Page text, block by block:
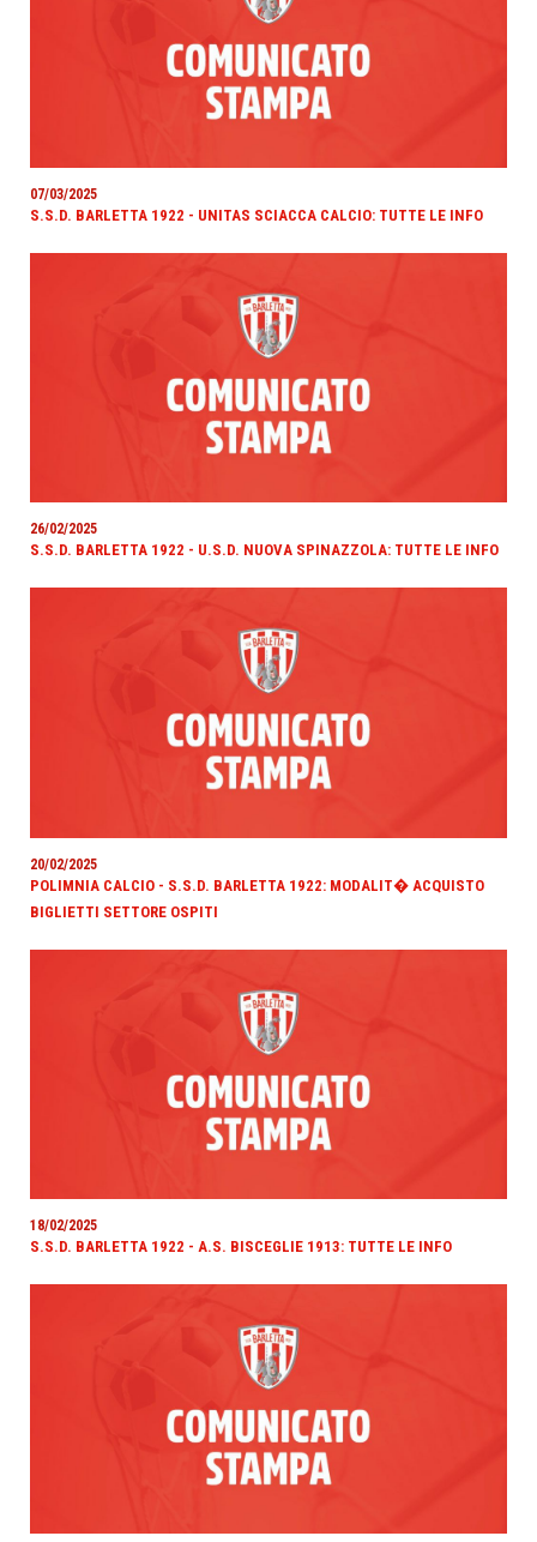
07/03/2025
S.S.D. BARLETTA 1922 - UNITAS SCIACCA CALCIO: TUTTE LE INFO
26/02/2025
S.S.D. BARLETTA 1922 - U.S.D. NUOVA SPINAZZOLA: TUTTE LE INFO
20/02/2025
POLIMNIA CALCIO - S.S.D. BARLETTA 1922: MODALIT� ACQUISTO
BIGLIETTI SETTORE OSPITI
18/02/2025
S.S.D. BARLETTA 1922 - A.S. BISCEGLIE 1913: TUTTE LE INFO